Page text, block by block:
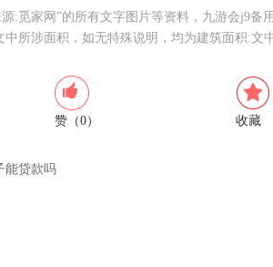
:觅家网”的所有文字图片等资料，九游会j9
中所涉面积，如无特殊说明，均为建筑面积:文
赞（0） 收藏
能贷款吗